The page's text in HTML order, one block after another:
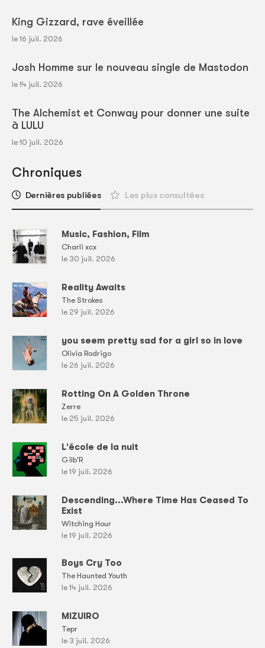
King Gizzard, rave éveillée
le 16 juil. 2026
Josh Homme sur le nouveau single de Mastodon
le 14 juil. 2026
The Alchemist et Conway pour donner une suite
à LULU
le 10 juil. 2026
Chroniques
Dernières publiées Les plus consultées
Music, Fashion, Film
Charli xcx
le 30 juil. 2026
Reality Awaits
The Strokes
le 29 juil. 2026
you seem pretty sad for a girl so in love
Olivia Rodrigo
le 26 juil. 2026
Rotting On A Golden Throne
Zerre
le 25 juil. 2026
L'école de la nuit
Gilb'R
le 19 juil. 2026
Descending...Where Time Has Ceased To
Exist
Witching Hour
le 19 juil. 2026
Boys Cry Too
The Haunted Youth
le 14 juil. 2026
MIZUIRO
Tepr
le 3 juil. 2026